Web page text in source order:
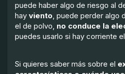
puede haber algo de riesgo al
hay viento, puede perder algo
el de polvo, no conduce la
puedes usarlo si hay corriente
Si quieres saber más sobre el